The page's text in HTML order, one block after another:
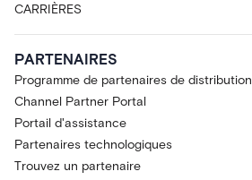
CARRIÈRES
PARTENAIRES
Programme de partenaires de distribution
Channel Partner Portal
Portail d'assistance
Partenaires technologiques
Trouvez un partenaire